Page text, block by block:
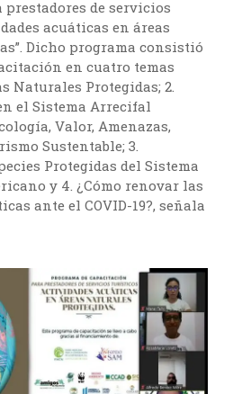
prestadores de servicios
acuáticas en áreas
Dicho programa consistió
en cuatro temas
Naturales Protegidas; 2.
el Sistema Arrecifal
Valor, Amenazas,
Sustentable; 3.
Protegidas del Sistema
y 4. ¿Cómo renovar las
ante el COVID-19?, señala